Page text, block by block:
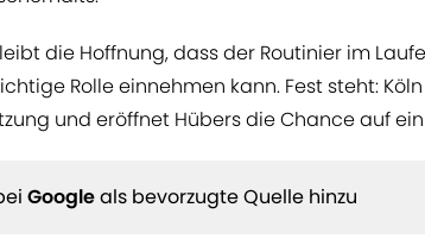
die Hoffnung, dass der Routinier im
Rolle einnehmen kann. Fest steht:
und eröffnet Hübers die Chance auf
Googleals bevorzugte Quelle hinzu